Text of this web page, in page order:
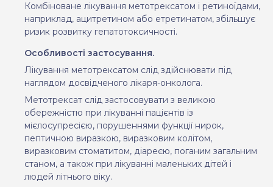
Комбіноване лікування метотрексатом і ретиноїдами,
наприклад, ацитретином або етретинатом, збільшує
ризик розвитку гепатотоксичності.
Особливості застосування.
Лікування метотрексатом слід здійснювати під
наглядом досвідченого лікаря-онколога.
Метотрексат слід застосовувати з великою
обережністю при лікуванні пацієнтів із
мієлосупресією, порушеннями функції нирок,
пептичною виразкою, виразковим колітом,
виразковим стоматитом, діареєю, поганим загальним
станом, а також при лікуванні маленьких дітей і
людей літнього віку.